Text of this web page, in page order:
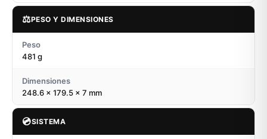
⚖️PESO Y DIMENSIONES
Peso
481 g
Dimensiones
248.6 × 179.5 × 7 mm
💿SISTEMA